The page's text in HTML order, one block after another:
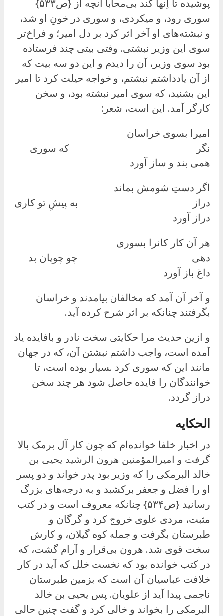
پوشیده تا اِنها کند بی‌محابا آنچه از {ص۵۳۳}
سوری رود، و میکردی، و سوری در خونِ او شد،
و نبشته‌های او آخر اثر کرد بر دل امیر؛ و فراخ‌تر
سوی این وزیر نبشتى. وقتی بیتی چند فرستاده
بود سوی وزیر، آن را دیدم و این دو سه بیت که
از آن یادداشتم نبشتم، و خواجه حیلت کرد تا امیر
این بشنید، که سوی امیر نبشته بود، و سخن
کارگر آمد. این است، شعر:
امیرا بسوی خراسان
نگر که سوری
همی بند و ساز آورد
اگر دستِ شومش بماند
دراز به پیشِ تو کاری
دراز آورد
هر آن کار کانرا بسوری
دهی چو چوپان بد
داغ باز آورد
و آخر آن آمد که مخالفان بیامدند و خراسان
بگرفتند چنانکه بر اثر شرح کرده آید.
و ازین حدیث مرا حکایتی سخت نادر و بافایده یاد
آمده است، واجب داشتم نبشتن آن، که در جهان
مانند این که سوری کرد بسیار بوده است، تا
خوانندگان را فایده حاصل شود هر چند سخن
دراز گردد.
الحکایه
در اخبار خلفا خوانده‌ام که چون کار آل برمک بالا
گرفت و امیرالمؤمنین هرون الرشید یحیی بن
خالد البرمکی را که وزیر بود پدر خواند و دو پسر
او را فضل و جعفر برکشید و به درجه‌های بزرگ
رسانید {ص۵۳۴} چنانکه معروف است و در کتب
مثبت، مردی علوی خروج کرد و گرگان و
طبرستان بگرفت و جمله کوه گیلان، و کارش
سخت قوی شد. هرون بی‌قرار و آرام گشت، که
در کتب خوانده بود که نخست خلل که آید در کار
خلافت عباسیان آن است که بزمین طبرستان
ناجمی پیدا آید از علویان. پس یحیی بن خالد
البرمکی را بخواند و خالی کرد و گفت چنین حالی